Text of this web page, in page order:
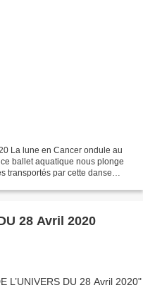
La lune en Cancer ondule au
ballet aquatique nous plonge
transportés par cette danse
28 Avril 2020